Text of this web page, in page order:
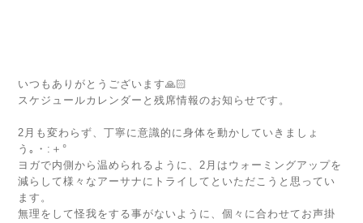
いつもありがとうございます🙏🏻
スケジュールカレンダーと残席情報のお知らせです。
2月も変わらず、丁寧に意識的に身体を動かしていきましょ
う｡・:＋°
ヨガで内側から温められるように、2月はウォーミングアップを
減らして様々なアーサナにトライしてといただこうと思ってい
ます。
無理をして怪我をする事がないように、個々に合わせてお声掛